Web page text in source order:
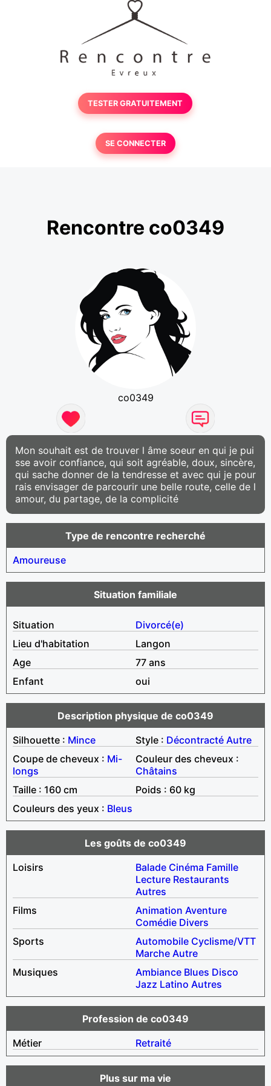
TESTER GRATUITEMENT
SE CONNECTER
Rencontre co0349
co0349
Mon souhait est de trouver l âme soeur en qui je pui
sse avoir confiance, qui soit agréable, doux, sincère,
qui sache donner de la tendresse et avec qui je pour
rais envisager de parcourir une belle route, celle de l
amour, du partage, de la complicité
Type de rencontre recherché
Amoureuse
Situation familiale
Situation
Divorcé(e)
Lieu d'habitation
Langon
Age
77 ans
Enfant
oui
Description physique de co0349
Silhouette : Mince Style : Décontracté Autre
Coupe de cheveux : Mi-
longs
Couleur des cheveux :
Châtains
Taille : 160 cm
Poids : 60 kg
Couleurs des yeux : Bleus
Les goûts de co0349
Loisirs
Balade Cinéma Famille
Lecture Restaurants
Autres
Films
Animation Aventure
Comédie Divers
Sports
Automobile Cyclisme/VTT
Marche Autre
Musiques
Ambiance Blues Disco
Jazz Latino Autres
Profession de co0349
Métier
Retraité
Plus sur ma vie